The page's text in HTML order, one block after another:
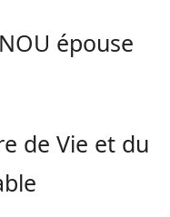
épouse
de Vie et du